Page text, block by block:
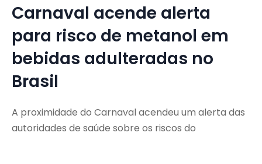
Carnaval acende alerta
para risco de metanol em
bebidas adulteradas no
Brasil
A proximidade do Carnaval acendeu um alerta das
autoridades de saúde sobre os riscos do